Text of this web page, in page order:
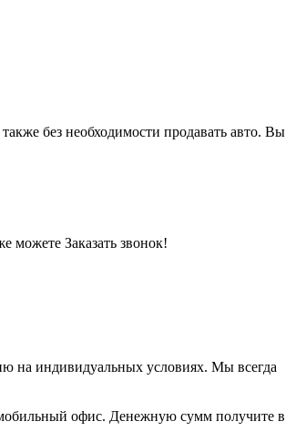
без необходимости продавать авто. Вы
можете Заказать звонок!
на индивидуальных условиях. Мы всегда
мобильный офис. Денежную сумм получите в